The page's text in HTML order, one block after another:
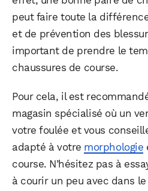
peut faire toute la
et de prévention des
important de prendre le
chaussures de course.
Pour cela, il est
magasin spécialisé où un
votre foulée et vous
adapté à votre morphologie
course. N’hésitez pas à
à courir un peu avec dans